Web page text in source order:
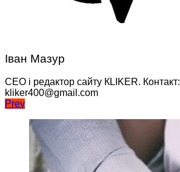
Іван Мазур
CEO і редактор сайту КLIKER. Контакт:
kliker400@gmail.com
Навігація
записів
Prev